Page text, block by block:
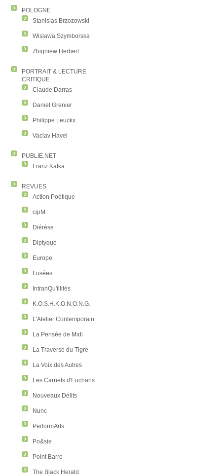
POLOGNE
Stanislas Brzozowski
Wislawa Szymborska
Zbigniew Herbert
PORTRAIT & LECTURE
CRITIQUE
Claude Darras
Daniel Grenier
Philippe Leuckx
Vaclav Havel
PUBLIE.NET
Franz Kafka
REVUES
Action Poétique
cipM
Diérèse
Diptyque
Europe
Fusées
IntranQu'îllités
K.O.S.H.K.O.N.O.N.G.
L'Atelier Contemporain
La Pensée de Midi
La Traverse du Tigre
La Voix des Autres
Les Carnets d'Eucharis
Nouveaux Délits
Nunc
PerformArts
Po&sie
Point Barre
The Black Herald